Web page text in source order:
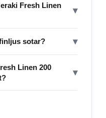
Fresh Linen
▾
sotar? ▾
Linen 200
▾